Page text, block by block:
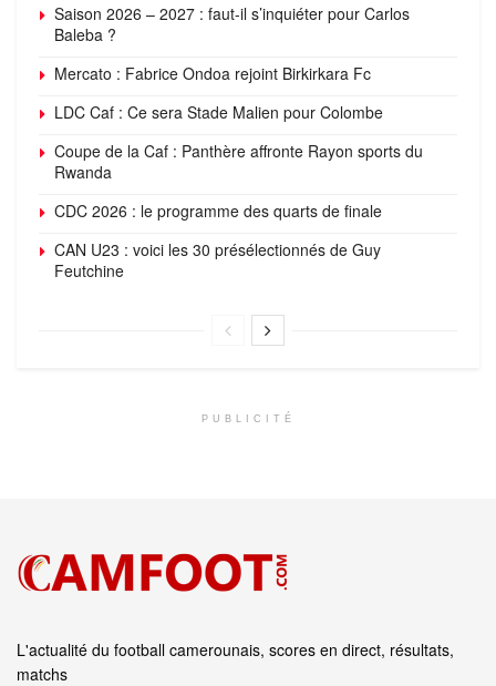
Saison 2026 – 2027 : faut-il s’inquiéter pour Carlos
Baleba ?
Mercato : Fabrice Ondoa rejoint Birkirkara Fc
LDC Caf : Ce sera Stade Malien pour Colombe
Coupe de la Caf : Panthère affronte Rayon sports du
Rwanda
CDC 2026 : le programme des quarts de finale
CAN U23 : voici les 30 présélectionnés de Guy
Feutchine
PUBLICITÉ
L'actualité du football camerounais, scores en direct, résultats,
matchs